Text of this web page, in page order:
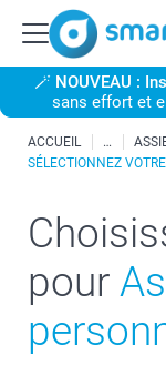
🪄 NOUVEAU :
sans effort et
ACCUEIL
SÉLECTIONNEZ
pour